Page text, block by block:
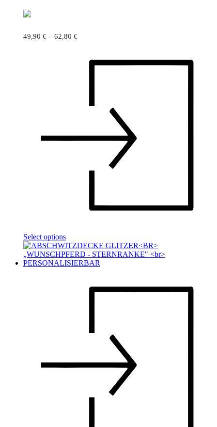
49,90 € – 62,80 €
Select options